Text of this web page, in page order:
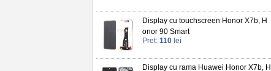
Display cu touchscreen Honor X7b, H
onor 90 Smart
Pret: 110 lei
Display cu rama Huawei Honor X7b, H